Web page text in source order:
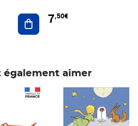
Ajouter au panier
7,50€
également aimer
Prix 7,50€